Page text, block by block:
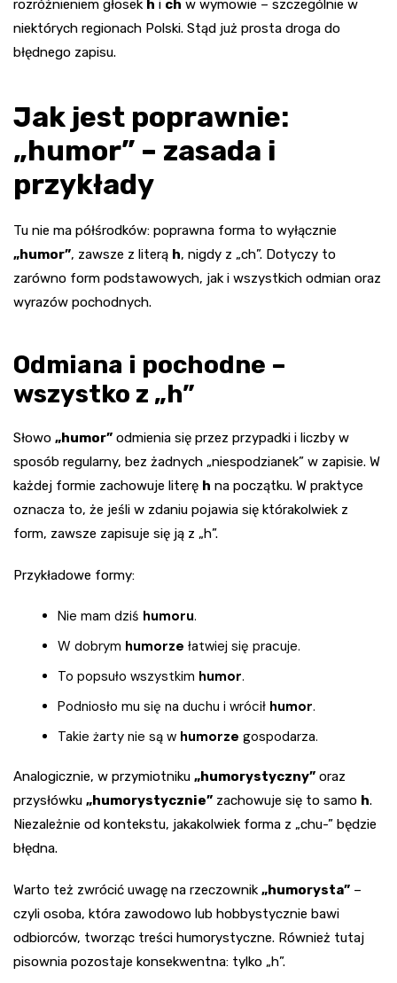
rozróżnieniem głosek h i ch w wymowie – szczególnie w
niektórych regionach Polski. Stąd już prosta droga do
błędnego zapisu.
Jak jest poprawnie:
„humor” – zasada i
przykłady
Tu nie ma półśrodków: poprawna forma to wyłącznie
„humor”, zawsze z literą h, nigdy z „ch”. Dotyczy to
zarówno form podstawowych, jak i wszystkich odmian oraz
wyrazów pochodnych.
Odmiana i pochodne –
wszystko z „h”
Słowo „humor” odmienia się przez przypadki i liczby w
sposób regularny, bez żadnych „niespodzianek” w zapisie. W
każdej formie zachowuje literę h na początku. W praktyce
oznacza to, że jeśli w zdaniu pojawia się którakolwiek z
form, zawsze zapisuje się ją z „h”.
Przykładowe formy:
Nie mam dziś humoru.
W dobrym humorze łatwiej się pracuje.
To popsuło wszystkim humor.
Podniosło mu się na duchu i wrócił humor.
Takie żarty nie są w humorze gospodarza.
Analogicznie, w przymiotniku „humorystyczny” oraz
przysłówku „humorystycznie” zachowuje się to samo h.
Niezależnie od kontekstu, jakakolwiek forma z „chu-” będzie
błędna.
Warto też zwrócić uwagę na rzeczownik „humorysta” –
czyli osoba, która zawodowo lub hobbystycznie bawi
odbiorców, tworząc treści humorystyczne. Również tutaj
pisownia pozostaje konsekwentna: tylko „h”.